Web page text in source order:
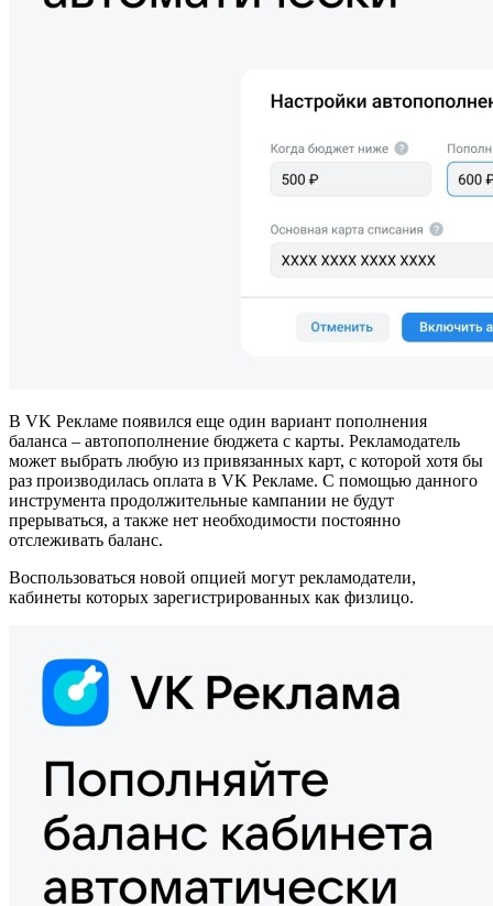
В VK Рекламе появился еще один вариант пополнения
баланса – автопополнение бюджета с карты. Рекламодатель
может выбрать любую из привязанных карт, с которой хотя бы
раз производилась оплата в VK Рекламе. С помощью данного
инструмента продолжительные кампании не будут
прерываться, а также нет необходимости постоянно
отслеживать баланс.
Воспользоваться новой опцией могут рекламодатели,
кабинеты которых зарегистрированных как физлицо.